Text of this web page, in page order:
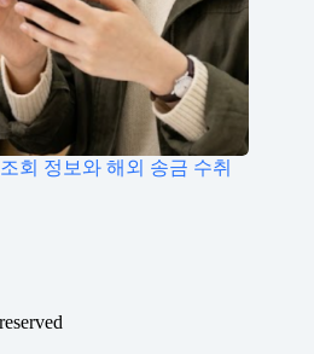
회 정보와 해외 송금 수취